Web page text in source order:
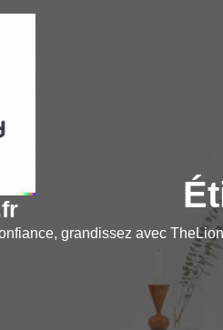
grandissez avec